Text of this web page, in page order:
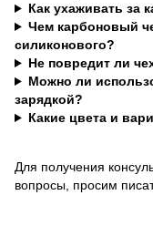
Как ухаживать за
Чем карбоновый
силиконового?
Не повредит ли
Можно ли
зарядкой?
Какие цвета и
Для получения
вопросы, просим